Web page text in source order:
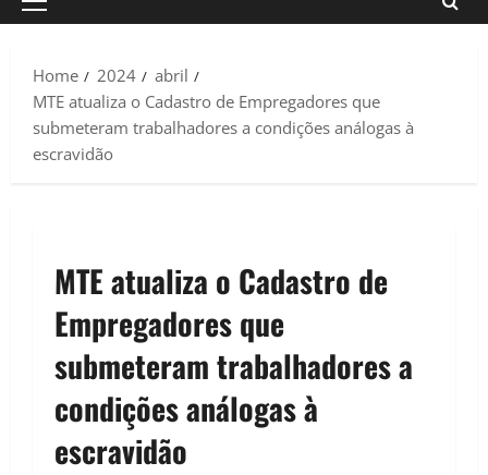
Primary
Home
2024
abril
MTE atualiza o Cadastro de Empregadores que
submeteram trabalhadores a condições análogas à
escravidão
MTE atualiza o Cadastro de
Empregadores que
submeteram trabalhadores a
condições análogas à
escravidão